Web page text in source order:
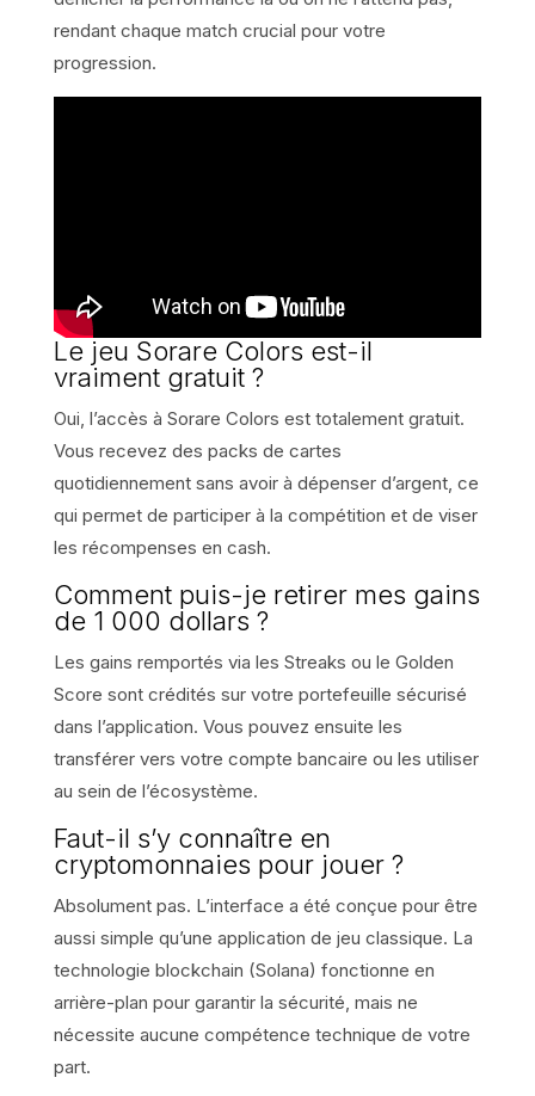
rendant chaque match crucial pour votre
progression.
Le jeu Sorare Colors est-il
vraiment gratuit ?
Oui, l’accès à Sorare Colors est totalement gratuit.
Vous recevez des packs de cartes
quotidiennement sans avoir à dépenser d’argent, ce
qui permet de participer à la compétition et de viser
les récompenses en cash.
Comment puis-je retirer mes gains
de 1 000 dollars ?
Les gains remportés via les Streaks ou le Golden
Score sont crédités sur votre portefeuille sécurisé
dans l’application. Vous pouvez ensuite les
transférer vers votre compte bancaire ou les utiliser
au sein de l’écosystème.
Faut-il s’y connaître en
cryptomonnaies pour jouer ?
Absolument pas. L’interface a été conçue pour être
aussi simple qu’une application de jeu classique. La
technologie blockchain (Solana) fonctionne en
arrière-plan pour garantir la sécurité, mais ne
nécessite aucune compétence technique de votre
part.